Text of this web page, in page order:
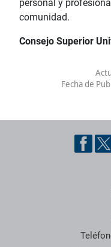
personal y
comunidad.
Consejo Superior
Fecha de